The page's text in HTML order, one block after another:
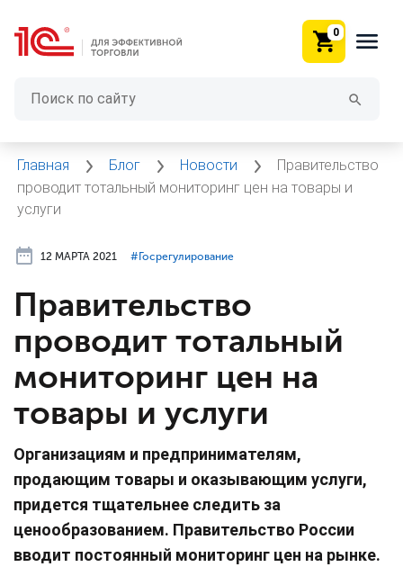
0
Главная Блог Новости
Правительство
проводит тотальный мониторинг цен на товары и
услуги
12 МАРТА 2021 #⁣Госрегулирование
Правительство
проводит тотальный
мониторинг цен на
товары и услуги
Организациям и предпринимателям,
продающим товары и оказывающим услуги,
придется тщательнее следить за
ценообразованием. Правительство России
вводит постоянный мониторинг цен на рынке.